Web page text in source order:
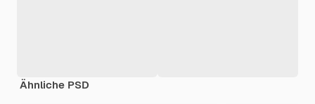
Ähnliche PSD